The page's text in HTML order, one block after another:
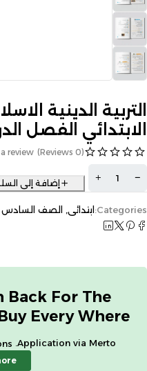
التربية الدينية
الابتدائي الفصل
(0 Reviews)
review
إضافة إلى
Categories: ابتدائي, الصف السادس
Back For The
Every Where
Application via Merto.